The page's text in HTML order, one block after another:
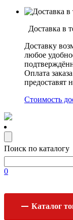
Доставка в
Доставку
любое
Оплата
предоставят
Стоимость
Поиск по каталогу
0
Каталог